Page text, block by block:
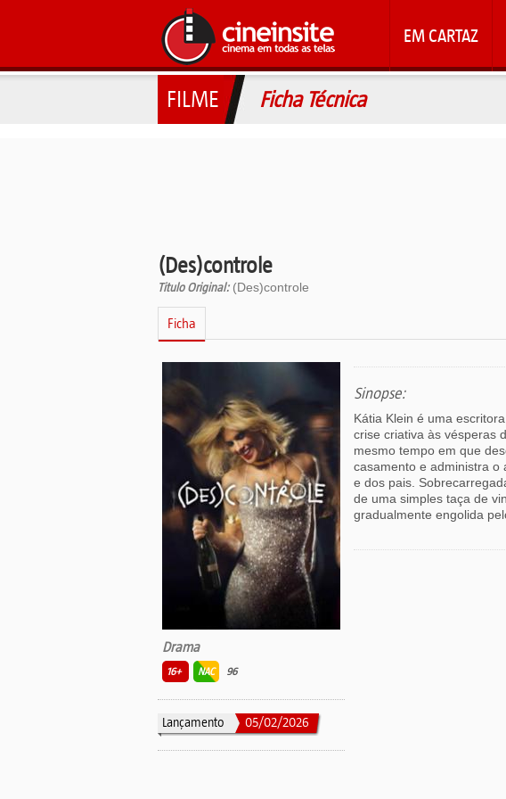
EM CARTAZ
FILME Ficha Técnica
(Des)controle
Titulo Original:(Des)controle
Ficha
Drama
16+ NAC 96
Lançamento 05/02/2026
Sinopse:
Kátia Klein é uma
crise criativa às vésperas
mesmo tempo em que
casamento e administra o
e dos pais.
de uma simples taça de
gradualmente engolida